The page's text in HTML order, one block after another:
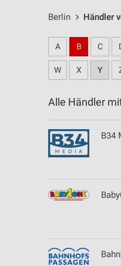
Berlin Händler
A B C
W X Y
Alle Händler
B34